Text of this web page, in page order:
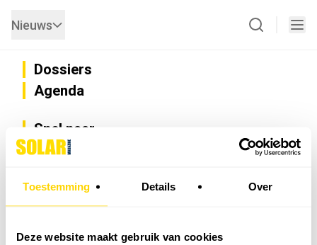
Toestemming Details Over
Deze website maakt gebruik van cookies
Nieuws
Dossiers
Agenda
Snel naar
Privacy
Nieuwsbrief
Vacatures